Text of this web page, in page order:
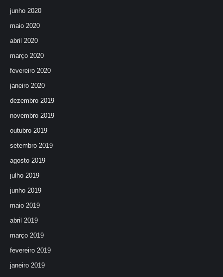
junho 2020
maio 2020
abril 2020
março 2020
fevereiro 2020
janeiro 2020
dezembro 2019
novembro 2019
outubro 2019
setembro 2019
agosto 2019
julho 2019
junho 2019
maio 2019
abril 2019
março 2019
fevereiro 2019
janeiro 2019